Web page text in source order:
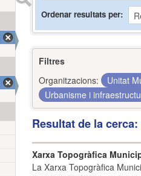
Ordenar resultats per
Filtres
Organitzacions:
Unitat
Urbanisme i
Resultat de la
Xarxa Topogràfica
La Xarxa Topogràfica